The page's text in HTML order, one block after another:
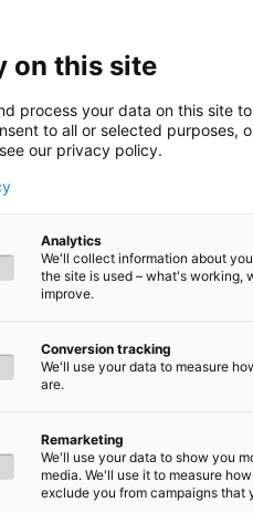
Snel
on this site
process your data on this site
to all or selected purposes,
our privacy policy.
Analytics
We'll collect information about
the site is used – what's working,
improve.
Conversion tracking
We'll use your data to measure
are.
Remarketing
We'll use your data to show you
media. We'll use it to measure
exclude you from campaigns that